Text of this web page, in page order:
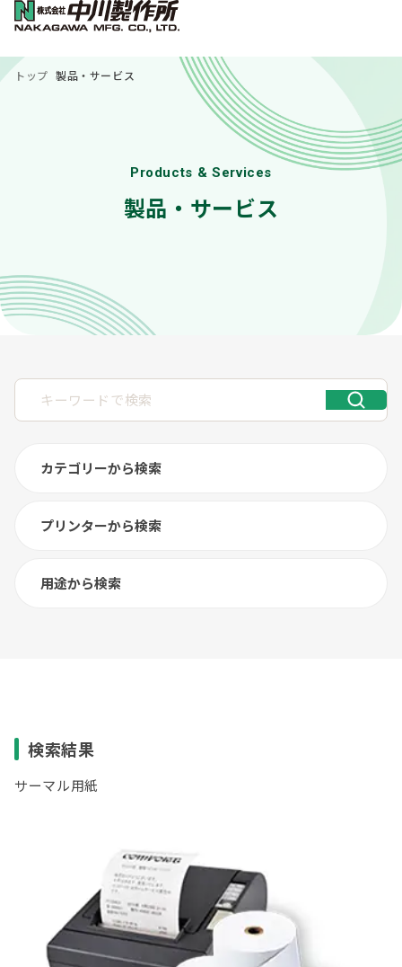
トップ 製品・サービス
Products & Services
製品・サービス
カテゴリーから検索
プリンターから検索
用途から検索
検索結果
サーマル用紙